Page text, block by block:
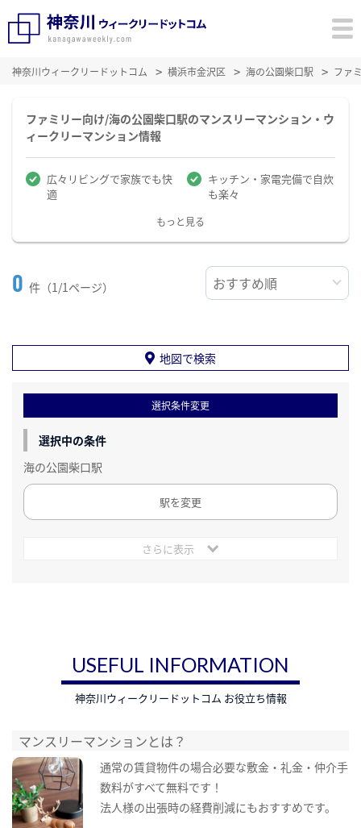
神奈川ウィークリードットコム 横浜市金沢区 海の公園柴口駅 ファ
ファミリー向け/海の公園柴口駅のマンスリーマンション・ウ
ィークリーマンション情報
広々リビングで家族でも快
適
キッチン・家電完備で自炊
も楽々
もっと見る
0 件（1/1ページ）
地図で検索
選択条件変更
選択中の条件
海の公園柴口駅
駅を変更
さらに表示
USEFUL INFORMATION
神奈川ウィークリードットコム お役立ち情報
マンスリーマンションとは？
通常の賃貸物件の場合必要な敷金・礼金・仲介手
数料がすべて無料です！
法人様の出張時の経費削減にもおすすめです。